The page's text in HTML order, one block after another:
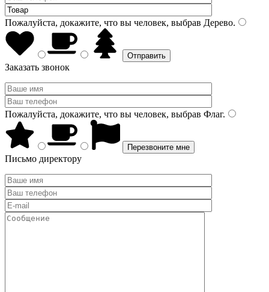
Пожалуйста, докажите, что вы человек, выбрав Дерево.
Заказать звонок
Пожалуйста, докажите, что вы человек, выбрав Флаг.
Письмо директору